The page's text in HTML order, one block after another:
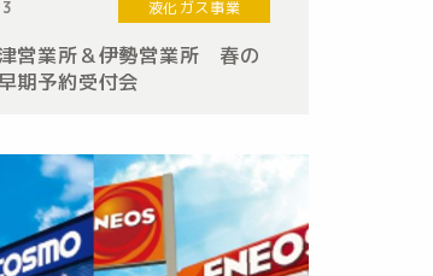
液化ガス事業
営業所＆伊勢営業所 春の
期予約受付会